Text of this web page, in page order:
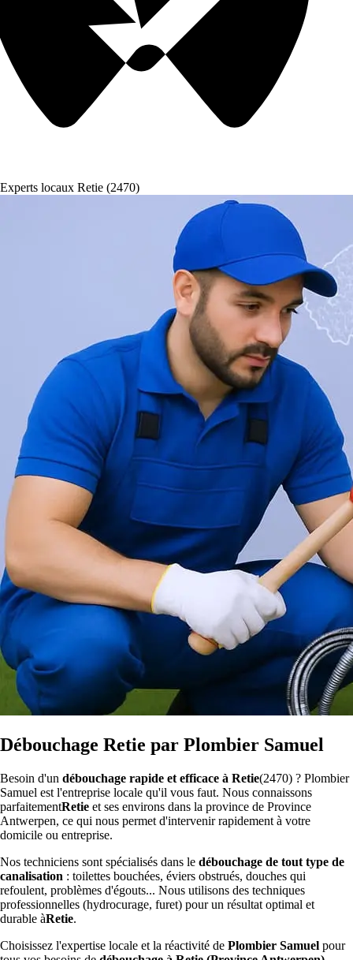
Experts locaux Retie (2470)
Débouchage Retie par Plombier Samuel
Besoin d'un débouchage rapide et efficace à Retie(2470) ? Plombier
Samuel est l'entreprise locale qu'il vous faut. Nous connaissons
parfaitementRetie et ses environs dans la province de Province
Antwerpen, ce qui nous permet d'intervenir rapidement à votre
domicile ou entreprise.
Nos techniciens sont spécialisés dans le débouchage de tout type de
canalisation : toilettes bouchées, éviers obstrués, douches qui
refoulent, problèmes d'égouts... Nous utilisons des techniques
professionnelles (hydrocurage, furet) pour un résultat optimal et
durable àRetie.
Choisissez l'expertise locale et la réactivité de Plombier Samuel pour